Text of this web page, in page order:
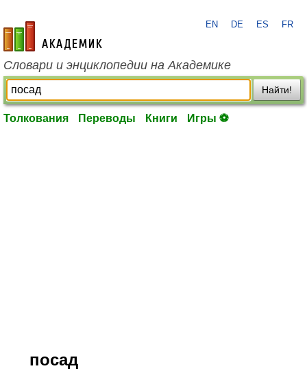
academic.ru
EN DE ES FR
Словари и энциклопедии на Академике
Найти!
Толкования Переводы Книги Игры ⚽
посад